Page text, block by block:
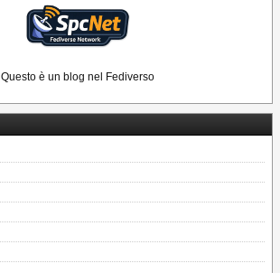
Questo è un blog nel Fediverso